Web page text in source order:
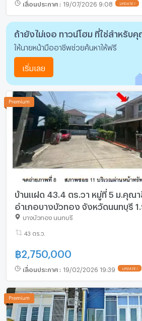
เลื่อนประกาศ : 19/07/2026 9:08 UPDATE !
ถ้ายังไม่เจอ ทาวน์โฮม ที่ใช่สำหรับคุ
ให้นายหน้ามืออาชีพช่วยค้นหาให้ฟรี
เริ่มเลย
บ้านแฝด 43.4 ตร.วา หมู่ที่ 5 ม.คุณ
อำเภอบางบัวทอง จังหวัดนนทบุรี
บางบัวทอง นนทบุรี
43 ตร.ว.
฿2,750,000
เลื่อนประกาศ : 19/02/2026 19:39 UPDATE !